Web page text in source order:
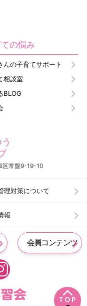
TOP
の悩み
んの子育てサポート
相談室
BLOG
区常盤9-19-10
理対策について
報
会員コンテンツ